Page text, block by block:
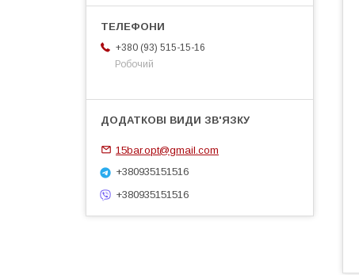
+380 (93) 515-15-16
Робочий
15bar.opt@gmail.com
+380935151516
+380935151516